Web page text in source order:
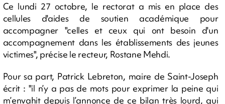
Ce lundi 27 octobre, le rectorat a mis en place des
cellules d'aides de soutien académique pour
accompagner "celles et ceux qui ont besoin d'un
accompagnement dans les établissements des jeunes
victimes", précise le recteur, Rostane Mehdi.
Pour sa part, Patrick Lebreton, maire de Saint-Joseph
écrit : "il n’y a pas de mots pour exprimer la peine qui
m’envahit depuis l’annonce de ce bilan très lourd, qui